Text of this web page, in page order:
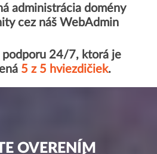
administrácia domény
cez náš WebAdmin
podporu 24/7, ktorá je
5 z 5 hviezdičiek.
OVERENÍM